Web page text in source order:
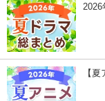
2026
【